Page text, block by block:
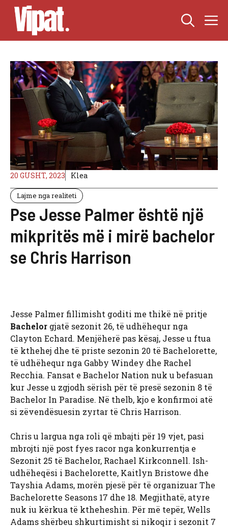
Skip
content
20 GUSHT, 2023 Klea
Lajme nga realiteti
Pse Jesse Palmer është një
mikpritës më i mirë bachelor
se Chris Harrison
Jesse Palmer fillimisht goditi me thikë në pritje
Bachelor gjatë sezonit 26, të udhëhequr nga
Clayton Echard. Menjëherë pas kësaj, Jesse u ftua
të kthehej dhe të priste sezonin 20 të Bachelorette,
të udhëhequr nga Gabby Windey dhe Rachel
Recchia. Fansat e Bachelor Nation nuk u befasuan
kur Jesse u zgjodh sërish për të presë sezonin 8 të
Bachelor In Paradise. Në thelb, kjo e konfirmoi atë
si zëvendësuesin zyrtar të Chris Harrison.
Chris u largua nga roli që mbajti për 19 vjet, pasi
mbrojti një post fyes racor nga konkurrentja e
Sezonit 25 të Bachelor, Rachael Kirkconnell. Ish-
udhëheqësi i Bachelorette, Kaitlyn Bristowe dhe
Tayshia Adams, morën pjesë për të organizuar The
Bachelorette Seasons 17 dhe 18. Megjithatë, atyre
nuk iu kërkua të ktheheshin. Për më tepër, Wells
Adams shërbeu shkurtimisht si nikoqir i sezonit 7